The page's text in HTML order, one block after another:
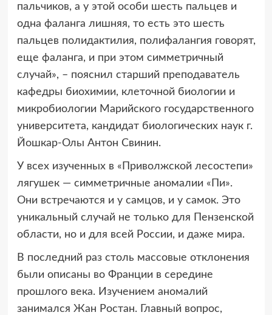
пальчиков, а у этой особи шесть пальцев и
одна фаланга лишняя, то есть это шесть
пальцев полидактилия, полифалангия говорят,
еще фаланга, и при этом симметричный
случай», – пояснил старший преподаватель
кафедры биохимии, клеточной биологии и
микробиологии Марийского государственного
университета, кандидат биологических наук г.
Йошкар-Олы Антон Свинин.
У всех изученных в «Приволжской лесостепи»
лягушек — симметричные аномалии «Пи».
Они встречаются и у самцов, и у самок. Это
уникальный случай не только для Пензенской
области, но и для всей России, и даже мира.
В последний раз столь массовые отклонения
были описаны во Франции в середине
прошлого века. Изучением аномалий
занимался Жан Ростан. Главный вопрос,